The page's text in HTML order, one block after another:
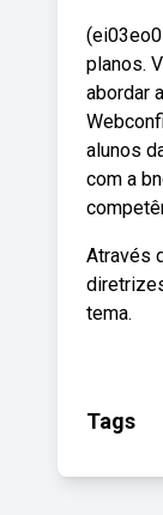
planos.
abordar
alunos
com a
Através
tema.
Tags